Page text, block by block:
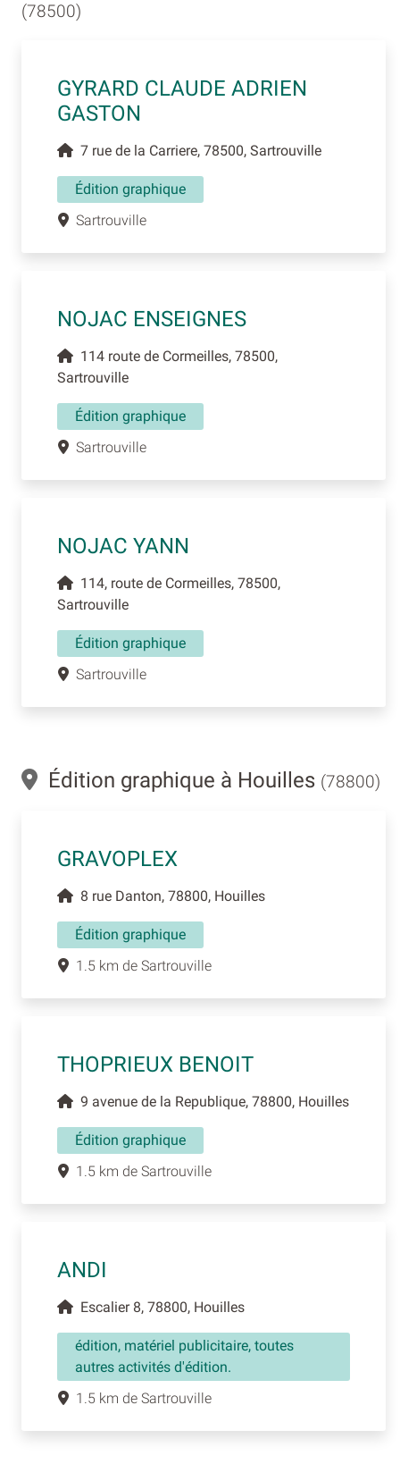
(78500)
GYRARD CLAUDE ADRIEN
GASTON
7 rue de la Carriere, 78500, Sartrouville
Édition graphique
Sartrouville
NOJAC ENSEIGNES
114 route de Cormeilles, 78500,
Sartrouville
Édition graphique
Sartrouville
NOJAC YANN
114, route de Cormeilles, 78500,
Sartrouville
Édition graphique
Sartrouville
Édition graphique à Houilles (78800)
GRAVOPLEX
8 rue Danton, 78800, Houilles
Édition graphique
1.5 km de Sartrouville
THOPRIEUX BENOIT
9 avenue de la Republique, 78800, Houilles
Édition graphique
1.5 km de Sartrouville
ANDI
Escalier 8, 78800, Houilles
édition, matériel publicitaire, toutes
autres activités d'édition.
1.5 km de Sartrouville